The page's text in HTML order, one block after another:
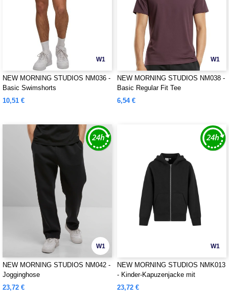
W1
NEW MORNING STUDIOS NM036 -
Basic Swimshorts
10,51 €
W1
NEW MORNING STUDIOS NM038 -
Basic Regular Fit Tee
6,54 €
W1
NEW MORNING STUDIOS NM042 -
Jogginghose
23,72 €
W1
NEW MORNING STUDIOS NMK013
- Kinder-Kapuzenjacke mit
Reißverschluss
23,72 €